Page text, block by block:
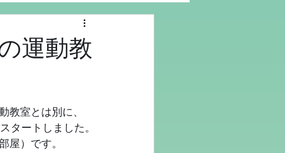
運動教
教室とは別に、
タートしました。
畳部屋）です。